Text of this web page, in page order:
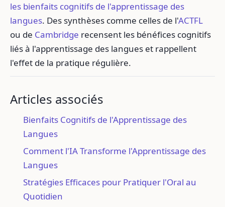
les bienfaits cognitifs de l'apprentissage des
langues. Des synthèses comme celles de l'ACTFL
ou de Cambridge recensent les bénéfices cognitifs
liés à l'apprentissage des langues et rappellent
l'effet de la pratique régulière.
Articles associés
Bienfaits Cognitifs de l'Apprentissage des
Langues
Comment l'IA Transforme l'Apprentissage des
Langues
Stratégies Efficaces pour Pratiquer l'Oral au
Quotidien